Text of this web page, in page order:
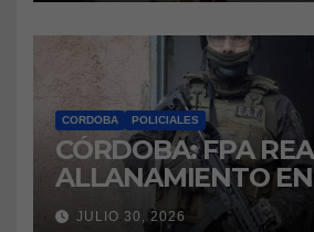
CORDOBA POLICIALES
CÓRDOBA: FPA
ALLANAMIENTO
VILLA BOEDO
JULIO 30, 2026